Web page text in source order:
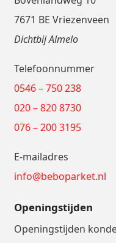
7671 BE Vriezenveen
Dichtbij Almelo
Telefoonnummer
0546 – 750 238
020 – 820 8730
076 – 200 3195
E-mailadres
info@beboparket.nl
Openingstijden
Openingstijden